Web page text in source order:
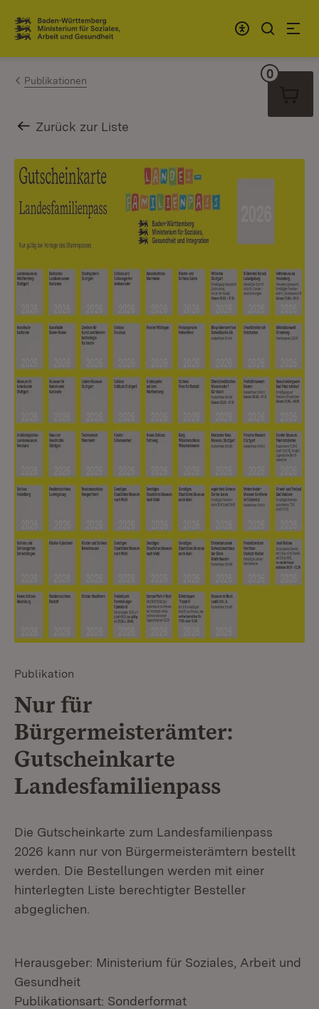
Zum Inhalt springen
Link zur Startseite
Publikationen
Zurück zur Liste
Publikation
Nur für
Bürgermeisterämter:
Gutscheinkarte
Landesfamilienpass
Die Gutscheinkarte zum Landesfamilienpass
2026 kann nur von Bürgermeisterämtern bestellt
werden. Die Bestellungen werden mit einer
hinterlegten Liste berechtigter Besteller
abgeglichen.
Herausgeber: Ministerium für Soziales, Arbeit und
Gesundheit
Publikationsart: Sonderformat
0